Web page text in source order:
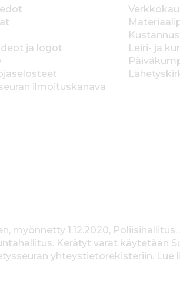
ja logot
ilmoituskanava
Leiri- ja
myönnetty 1.12.2020,
Kerätyt varat käytetään
yhteystietorekisteriin. Lue